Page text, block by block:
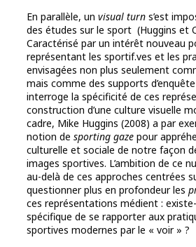
En parallèle, un visual turn s’est
des études sur le sport (Huggins et
Caractérisé par un intérêt nouveau
représentant les sportif.ves et les
envisagées non plus seulement
mais comme des supports
interroge la spécificité de ces
construction d’une culture visuelle
cadre, Mike Huggins (2008) a par
notion de sporting gaze pour
culturelle et sociale de notre façon
images sportives. L’ambition de ce
au-delà de ces approches centrées
questionner plus en profondeur les
ces représentations médient :
spécifique de se rapporter aux
sportives modernes par le « voir » ?